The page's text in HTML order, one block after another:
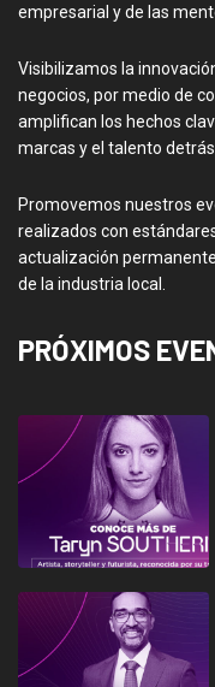
empresarial y de las
Visibilizamos la
negocios, por medio de
amplifican los hechos
marcas y el talento detrás
Promovemos nuestros
realizados con
actualización
de la industria local.
PRÓXIMOS